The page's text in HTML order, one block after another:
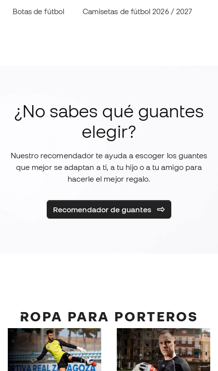
Botas de fútbol Camisetas de fútbol 2026 / 2027
¿No sabes qué guantes
elegir?
Nuestro recomendador te ayuda a escoger los guantes
que mejor se adaptan a ti, a tu hijo o a tu amigo para
hacerle el mejor regalo.
Recomendador de guantes
ROPA PARA PORTEROS